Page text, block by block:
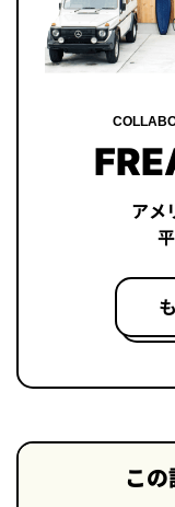
アメ
こ